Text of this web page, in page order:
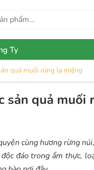
Ty
quả muối rừng lạ miệng
sản quả muối
cùng hương rừng
đáo trong ẩm thực,